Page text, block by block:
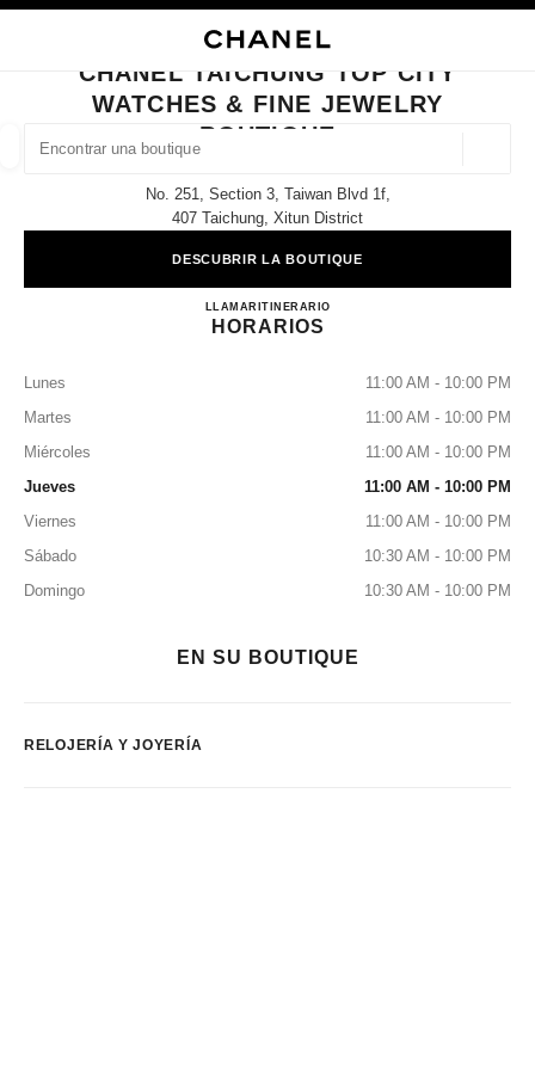
BUSCAR UNA BOUTIQUE
CERRAR TARJETA DE BOUTIQUE CHANEL TAICHUNG TOP CITY
CHANEL TAICHUNG TOP CITY
WATCHES & FINE JEWELRY
BOUTIQUE
No. 251, Section 3, Taiwan Blvd 1f,
407 Taichung, Xitun District
DESCUBRIR LA BOUTIQUE
LLAMAR0080-149-1677
ITINERARIOCHANEL Taichung Top City
HORARIOS
Lunes
11:00 AM - 10:00 PM
Martes
11:00 AM - 10:00 PM
Miércoles
11:00 AM - 10:00 PM
Jueves
11:00 AM - 10:00 PM
Viernes
11:00 AM - 10:00 PM
Sábado
10:30 AM - 10:00 PM
Domingo
10:30 AM - 10:00 PM
EN SU BOUTIQUE
RELOJERÍA Y JOYERÍA
resultado de los filtros por: